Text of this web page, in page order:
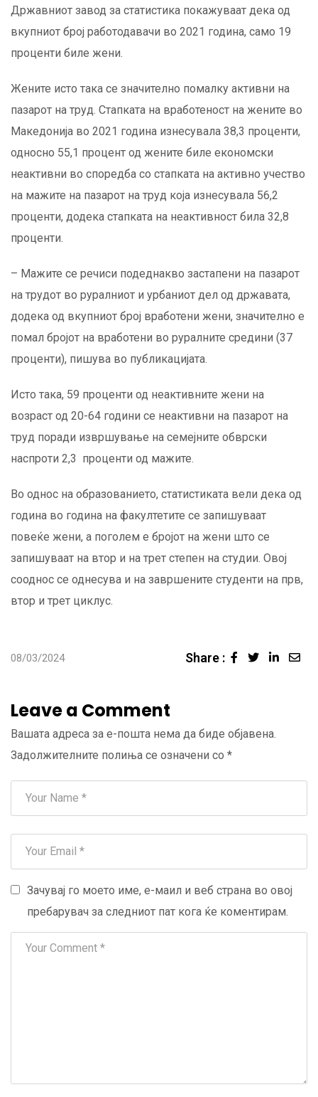
Државниот завод за статистика покажуваат дека од
вкупниот број работодавачи во 2021 година, само 19
проценти биле жени.
Жените исто така се значително помалку активни на
пазарот на труд. Стапката на вработеност на жените во
Македонија во 2021 година изнесувала 38,3 проценти,
односно 55,1 процент од жените биле економски
неактивни во споредба со стапката на активно учество
на мажите на пазарот на труд која изнесувала 56,2
проценти, додека стапката на неактивност била 32,8
проценти.
– Мажите се речиси подеднакво застапени на пазарот
на трудот во руралниот и урбаниот дел од државата,
додека од вкупниот број вработени жени, значително е
помал бројот на вработени во руралните средини (37
проценти), пишува во публикацијата.
Исто така, 59 проценти од неактивните жени на
возраст од 20-64 години се неактивни на пазарот на
труд поради извршување на семејните обврски
наспроти 2,3 проценти од мажите.
Во однос на образованието, статистиката вели дека од
година во година на факултетите се запишуваат
повеќе жени, а поголем е бројот на жени што се
запишуваат на втор и на трет степен на студии. Овој
сооднос се однесува и на завршените студенти на прв,
втор и трет циклус.
08/03/2024 Share :
Leave a Comment
Вашата адреса за е-пошта нема да биде објавена.
Задолжителните полиња се означени со *
Зачувај го моето име, е-маил и веб страна во овој
пребарувач за следниот пат кога ќе коментирам.